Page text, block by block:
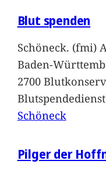
Blut spenden
Schöneck. (fmi)
Baden-
2700
Schöneck
Pilger der